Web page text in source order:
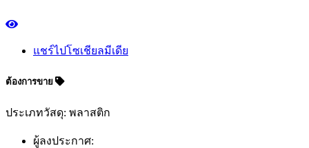
แชร์ไปโซเชียลมีเดีย
ต้องการขาย
ประเภทวัสดุ: พลาสติก
ผู้ลงประกาศ: